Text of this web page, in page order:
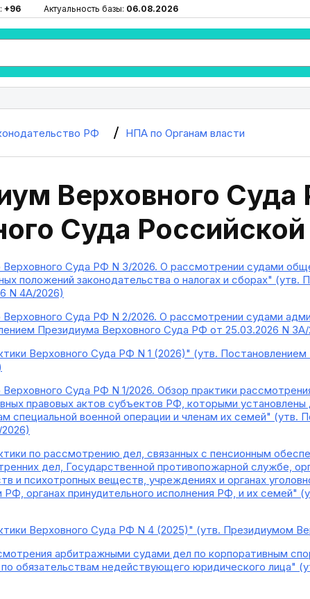
+96 Актуальность базы: 06.08.2026
РФ НПА по Органам власти
Верховного
Суда
Суда РФ N 3/2026. О рассмотрении судами
положений законодательства о налогах и сборах" (утв.
N 4А/2026)
Суда РФ N 2/2026. О рассмотрении судами
Президиума Верховного Суда РФ от 25.03.2026 N 3А/
Верховного Суда РФ N 1 (2026)" (утв.
Суда РФ N 1/2026. Обзор практики
правовых актов субъектов РФ, которыми
специальной военной операции и членам их семей" (утв.
по рассмотрению дел, связанных с пенсионным
дел, Государственной противопожарной службе,
и психотропных веществ, учреждениях и органах
РФ, органах принудительного исполнения РФ, и их
Верховного Суда РФ N 4 (2025)" (утв. Президиумом
арбитражными судами дел по корпоративным
обязательствам недействующего юридического лица"